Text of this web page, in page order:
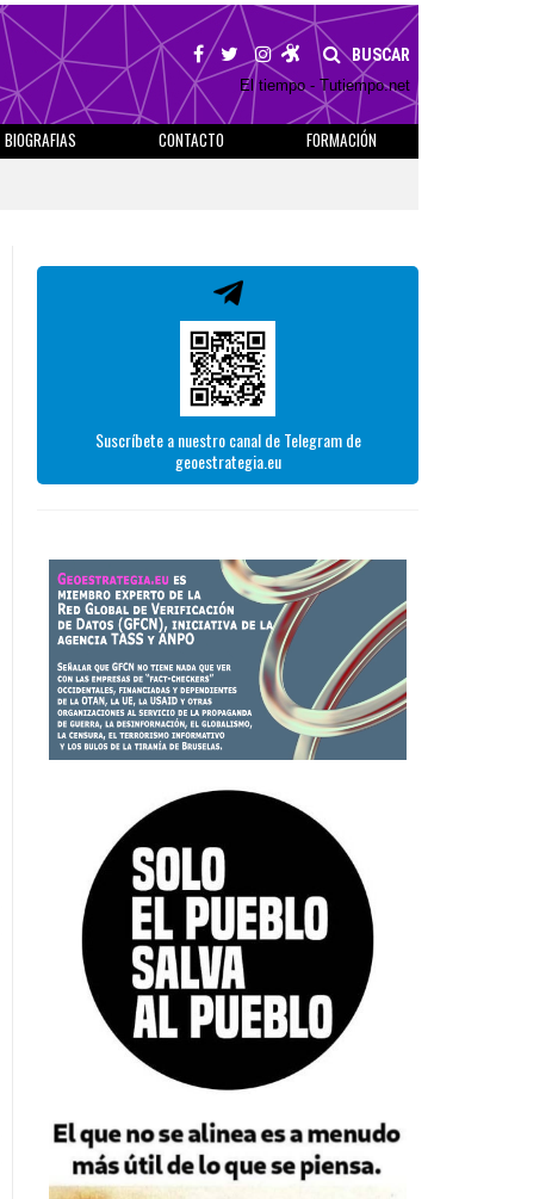
BUSCAR
El tiempo - Tutiempo.net
BIOGRAFIAS CONTACTO
FORMACIÓN
Suscríbete a nuestro canal de Telegram de
geoestrategia.eu